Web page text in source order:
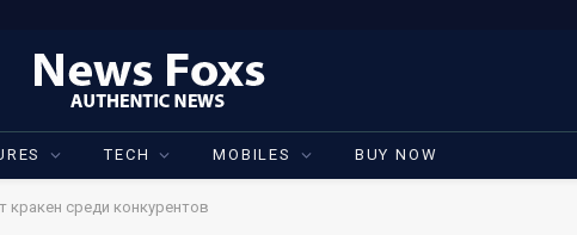
TECH MOBILES BUY NOW
кракен среди конкурентов